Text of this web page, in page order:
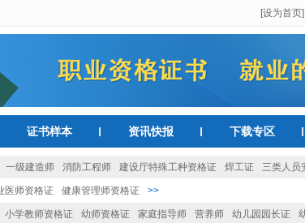
[设为首页]
证书样本 资讯快报 下载专区
一级建造师 消防工程师 建设厅特殊工种资格证 焊工证
三类人员
医师资格证 健康管理师资格证 >>
小学教师资格证 幼师资格证 家庭指导师 营养师 幼儿园园长证